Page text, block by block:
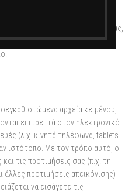
τη διαχείριση των προσωπικών
της ιδιωτικότητάς σας,
Χαρακτήρα η οποία
αρχεία κειμένου,
επιτρεπτά στον ηλεκτρονικό
(λ.χ. κινητά τηλέφωνα, tablets
ιστότοπο. Με τον τρόπο αυτό, ο
τις προτιμήσεις σας (π.χ. τη
προτιμήσεις απεικόνισης)
να εισάγετε τις